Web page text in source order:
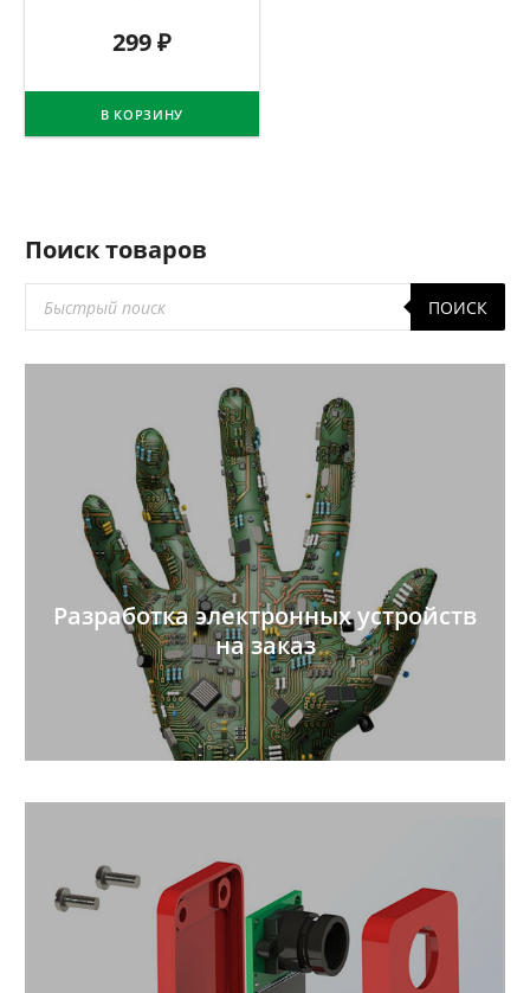
299₽
В КОРЗИНУ
Поиск товаров
товаров
ПОИСК
Разработка электронных устройств
на заказ